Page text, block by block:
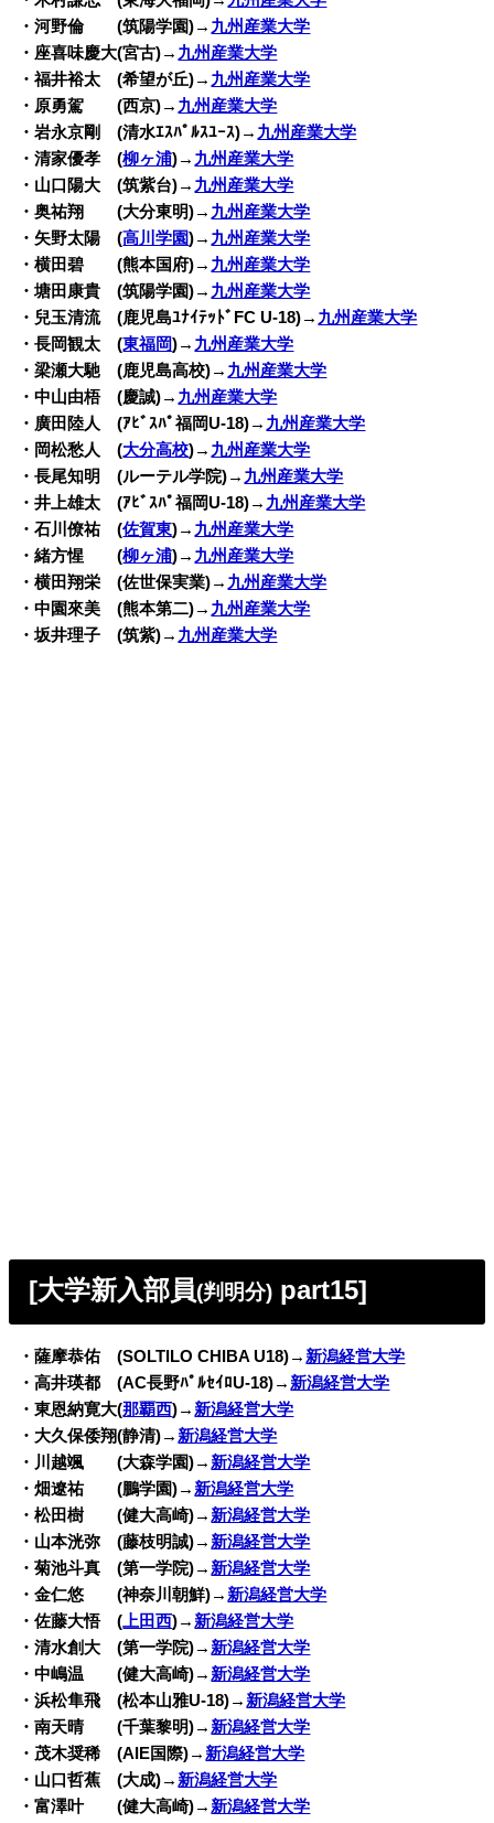
・河野倫 (筑陽学園)→ 九州産業大学
・座喜味慶大(宮古)→ 九州産業大学
・福井裕太 (希望が丘)→ 九州産業大学
・原勇駕 (西京)→ 九州産業大学
・岩永京剛 (清水ｴｽﾊﾟﾙｽﾕｰｽ)→ 九州産業大学
・清家優孝 (柳ヶ浦)→ 九州産業大学
・山口陽大 (筑紫台)→ 九州産業大学
・奥祐翔 (大分東明)→ 九州産業大学
・矢野太陽 (高川学園)→ 九州産業大学
・横田碧 (熊本国府)→ 九州産業大学
・塘田康貴 (筑陽学園)→ 九州産業大学
・兒玉清流 (鹿児島ﾕﾅｲﾃｯﾄﾞFC U-18)→ 九州産業大学
・長岡観太 (東福岡)→ 九州産業大学
・梁瀬大馳 (鹿児島高校)→ 九州産業大学
・中山由梧 (慶誠)→ 九州産業大学
・廣田陸人 (ｱﾋﾞｽﾊﾟ福岡U-18)→ 九州産業大学
・岡松愁人 (大分高校)→ 九州産業大学
・長尾知明 (ルーテル学院)→ 九州産業大学
・井上雄太 (ｱﾋﾞｽﾊﾟ福岡U-18)→ 九州産業大学
・石川僚祐 (佐賀東)→ 九州産業大学
・緒方惺 (柳ヶ浦)→ 九州産業大学
・横田翔栄 (佐世保実業)→ 九州産業大学
・中園來美 (熊本第二)→ 九州産業大学
・坂井理子 (筑紫)→ 九州産業大学
[大学新入部員(判明分) part15]
・薩摩恭佑 (SOLTILO CHIBA U18)→ 新潟経営大学
・高井瑛都 (AC長野ﾊﾟﾙｾｲﾛU-18)→ 新潟経営大学
・東恩納寛大(那覇西)→ 新潟経営大学
・大久保倭翔(静清)→ 新潟経営大学
・川越颯 (大森学園)→ 新潟経営大学
・畑遼祐 (鵬学園)→ 新潟経営大学
・松田樹 (健大高崎)→ 新潟経営大学
・山本洸弥 (藤枝明誠)→ 新潟経営大学
・菊池斗真 (第一学院)→ 新潟経営大学
・金仁悠 (神奈川朝鮮)→ 新潟経営大学
・佐藤大悟 ( 上田西)→ 新潟経営大学
・清水創大 (第一学院)→ 新潟経営大学
・中嶋温 (健大高崎)→ 新潟経営大学
・浜松隼飛 (松本山雅U-18)→ 新潟経営大学
・南天晴 (千葉黎明)→ 新潟経営大学
・茂木奨稀 (AIE国際)→ 新潟経営大学
・山口哲蕉 (大成)→ 新潟経営大学
・富澤叶 (健大高崎)→ 新潟経営大学